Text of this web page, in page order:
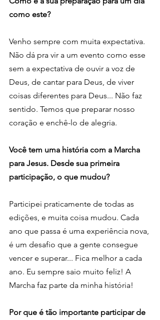
como este?
Venho sempre com muita expectativa.
Não dá pra vir a um evento como esse
sem a expectativa de ouvir a voz de
Deus, de cantar para Deus, de viver
coisas diferentes para Deus... Não faz
sentido. Temos que preparar nosso
coração e enchê-lo de alegria.
Você tem uma história com a Marcha
para Jesus. Desde sua primeira
participação, o que mudou?
Participei praticamente de todas as
edições, e muita coisa mudou. Cada
ano que passa é uma experiência nova,
é um desafio que a gente consegue
vencer e superar... Fica melhor a cada
ano. Eu sempre saio muito feliz! A
Marcha faz parte da minha história!
Por que é tão importante participar de